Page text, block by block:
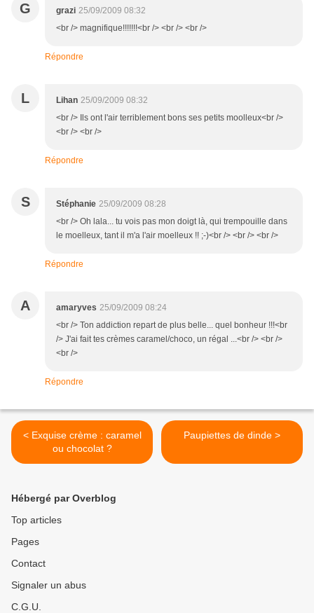
G grazi 25/09/2009 08:32
<br /> magnifique!!!!!!!<br /> <br /> <br />
Répondre
L Lihan 25/09/2009 08:32
<br /> Ils ont l'air terriblement bons ses petits moolleux<br />
<br /> <br />
Répondre
S Stéphanie 25/09/2009 08:28
<br /> Oh lala... tu vois pas mon doigt là, qui trempouille dans
le moelleux, tant il m'a l'air moelleux !! ;-)<br /> <br /> <br />
Répondre
A amaryves 25/09/2009 08:24
<br /> Ton addiction repart de plus belle... quel bonheur !!!<br
/> J'ai fait tes crèmes caramel/choco, un régal ...<br /> <br />
<br />
Répondre
< Exquise crème : caramel
ou chocolat ?
Paupiettes de dinde >
Hébergé par Overblog
Top articles
Pages
Contact
Signaler un abus
C.G.U.